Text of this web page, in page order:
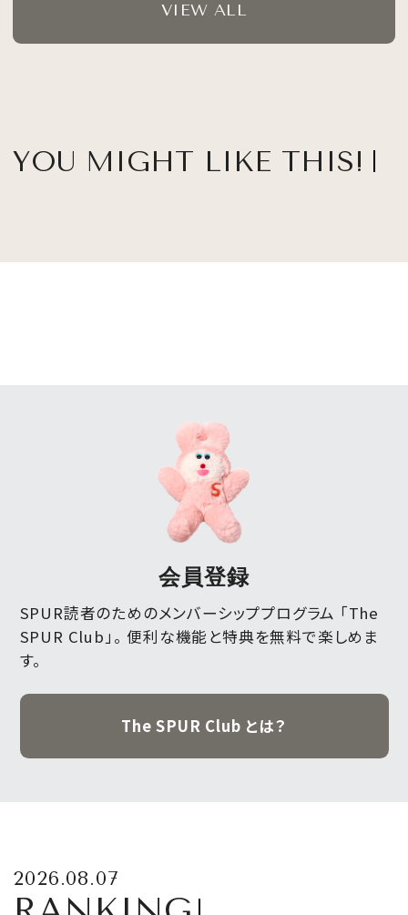
VIEW ALL
YOU MIGHT LIKE THIS!
会員登録
SPUR読者のためのメンバーシッププログラム 「The
SPUR Club」。 便利な機能と特典を無料で楽しめま
す。
The SPUR Club とは？
2026.08.07